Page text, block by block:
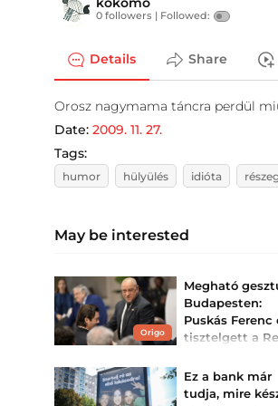
0 followers | Followed:
Details Share
Orosz nagymama táncra perdül
Date: 2009. 11. 27.
Tags:
humor hülyülés idióta
May be interested
Origo
Megható
Budapesten:
Puskás Ferenc
tisztelgett a
A spanyol gigász
este a Ferencvárossal
mérkőzik meg a
Ez a bank már
tudja, mire